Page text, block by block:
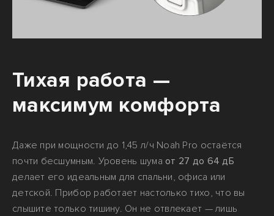
Тихая работа —
максимум комфорта
Даже при мощности до 1,45 л/ч Noah Pro остаётся
почти бесшумным. Уровень шума от 27 до 64 дБ
делает его идеальным для спальни, офиса или
детской. Прибор работает настолько тихо, что вы
слышите только тишину. Он не отвлекает — лишь